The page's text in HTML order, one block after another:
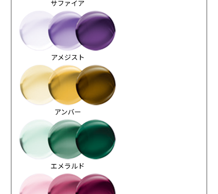
サファイア
アメジスト
アンバー
エメラルド